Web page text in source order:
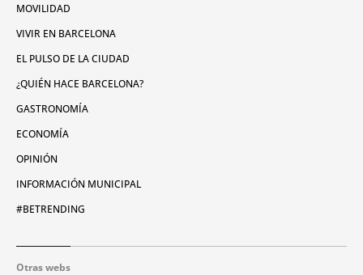
MOVILIDAD
VIVIR EN BARCELONA
EL PULSO DE LA CIUDAD
¿QUIÉN HACE BARCELONA?
GASTRONOMÍA
ECONOMÍA
OPINIÓN
INFORMACIÓN MUNICIPAL
#BETRENDING
Otras webs